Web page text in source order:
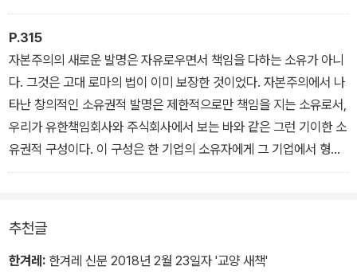
P.315
자본주의의 새로운 발명은 자유로우면서 책임을 다하는 소유가 아니
다. 그것은 고대 로마의 법이 이미 보장한 것이었다. 자본주의에서 나
타난 창의적인 소유권적 발명은 제한적으로만 책임을 지는 소유로서,
우리가 유한책임회사와 주식회사에서 보는 바와 같은 그런 기이한 소
유권적 구성이다. 이 구성은 한 기업의 소유자에게 그 기업에서 형성
한 모든 수익을 완벽하게 자기마음대로 사용하도록 보장하지만 그 기
추천글
한겨레: 한겨레 신문 2018년 2월 23일자 '교양 새책'